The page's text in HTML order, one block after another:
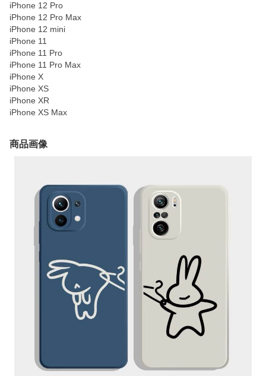
iPhone 12 Pro
iPhone 12 Pro Max
iPhone 12 mini
iPhone 11
iPhone 11 Pro
iPhone 11 Pro Max
iPhone X
iPhone XS
iPhone XR
iPhone XS Max
商品画像